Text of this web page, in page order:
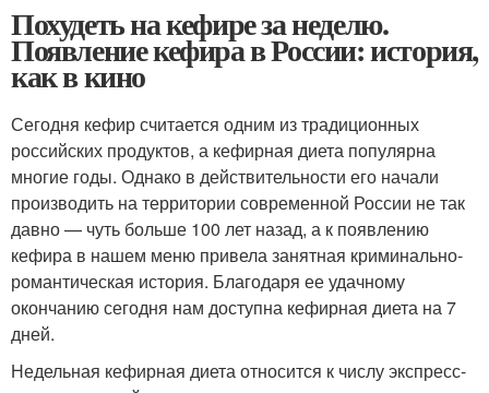
Похудеть на кефире за неделю.
Появление кефира в России: история,
как в кино
Сегодня кефир считается одним из традиционных
российских продуктов, а кефирная диета популярна
многие годы. Однако в действительности его начали
производить на территории современной России не так
давно — чуть больше 100 лет назад, а к появлению
кефира в нашем меню привела занятная криминально-
романтическая история. Благодаря ее удачному
окончанию сегодня нам доступна кефирная диета на 7
дней.
Недельная кефирная диета относится к числу экспресс-